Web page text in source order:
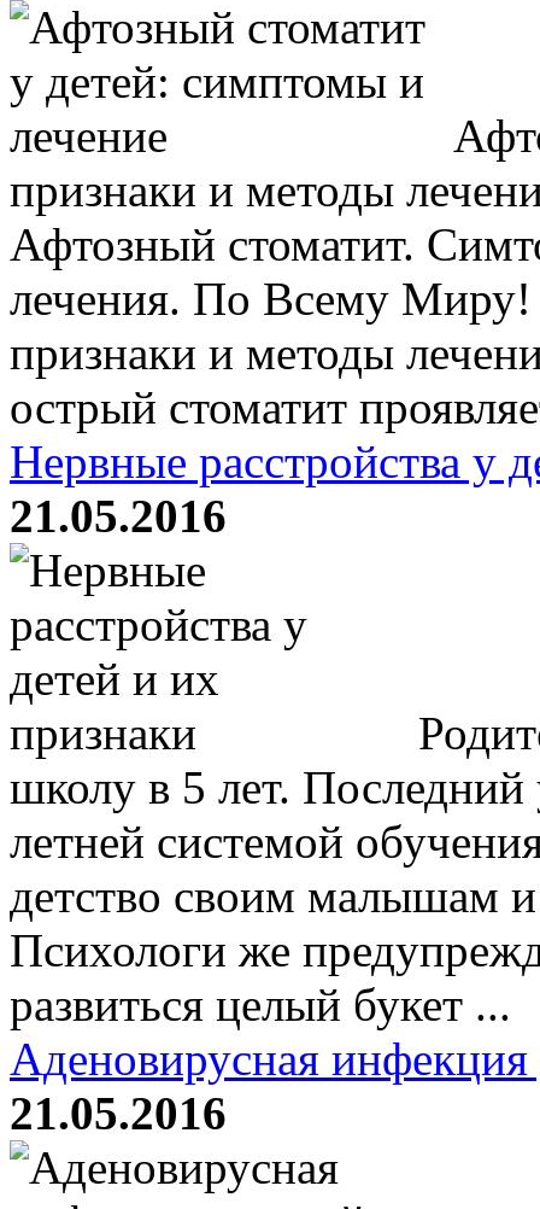
признаки и методы
Афтозный стоматит.
лечения. По Всему
признаки и методы
острый стоматит
Нервные расстройства у
21.05.2016
школу в 5 лет.
летней системой
детство своим малышам
Психологи же
развиться целый букет ...
Аденовирусная
21.05.2016